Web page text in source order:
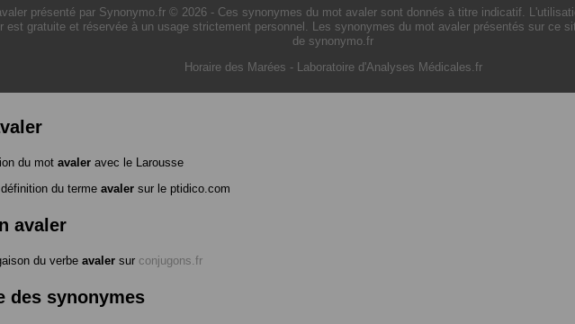
présenté par Synonymo.fr © 2026 - Ces synonymes du mot avaler sont donnés à titre indicatif.
est gratuite et réservée à un usage strictement personnel. Les synonymes du mot avaler présentés sur ce
de synonymo.fr
Horaire des Marées - Laboratoire d'Analyses Médicales.fr
du mot avaler avec le Larousse
du terme avaler sur le ptidico.com
avaler
du verbe avaler sur conjugons.fr
des synonymes